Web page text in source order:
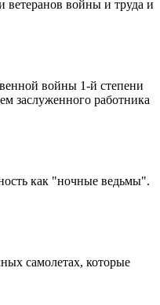
ветеранов войны и труда и
войны 1-й степени
заслуженного работника
как "ночные ведьмы".
самолетах, которые